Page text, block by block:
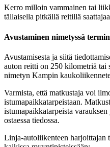
Kerro milloin vammainen tai
tällaisella pitkällä reitillä
Avustaminen nimetyssä
Avustamisesta ja siitä
auton reitti on 250 kilometriä tai
nimetyn Kampin
Varmista, että matkustaja voi
istumapaikkatarpeistaan.
istumapaikkatarpeista
ostaessa tiedossa.
Linja-autoliikenteen harjoittajan